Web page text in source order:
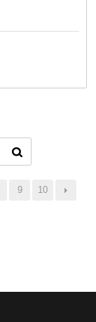
9 10